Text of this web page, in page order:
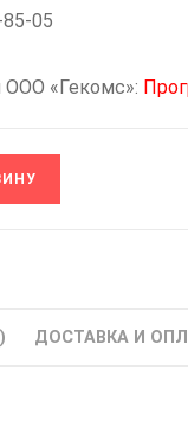
85-05
ООО «Гекомс»:
ДОСТАВКА И